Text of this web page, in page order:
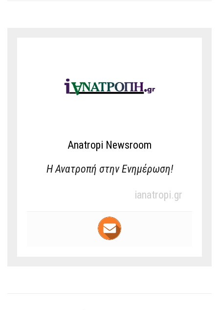
Anatropi Newsroom
Η Ανατροπή στην Ενημέρωση!
ianatropi.gr